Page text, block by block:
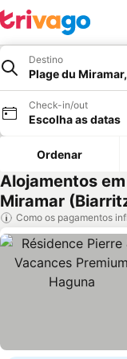
Destino
Plage du
Check-in/out
Escolha as datas
Ordenar
Alojamentos
Miramar
Como os pagamentos